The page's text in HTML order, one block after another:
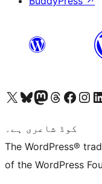
Visit our X (formerly Twitter) account
ہمارے بلیواسکائی اکاؤنٹ پر جائیں
Visit our Mastodon account
ہمارے ٹھریڈز اکاؤنٹ پر جائیں
Visit our Facebook page
Visit our
کوڈ شاعری ہے۔
The WordPress®
of the WordPress